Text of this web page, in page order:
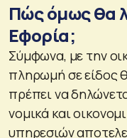
Πώς όμως θα
Εφορία;
Σύμφωνα, με την
πληρωμή σε είδος
πρέπει να
νομικά και
υπηρεσιών